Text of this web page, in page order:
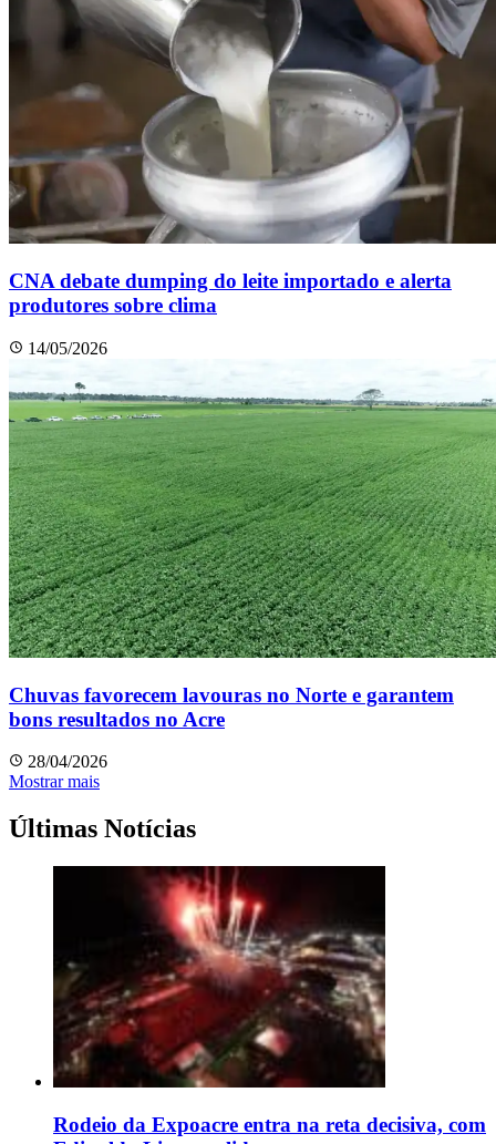
CNA debate dumping do leite importado e alerta
produtores sobre clima
14/05/2026
Chuvas favorecem lavouras no Norte e garantem
bons resultados no Acre
28/04/2026
Mostrar mais
Últimas Notícias
Rodeio da Expoacre entra na reta decisiva, com